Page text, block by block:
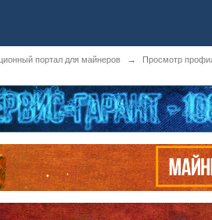
портал для майнеров → Просмотр